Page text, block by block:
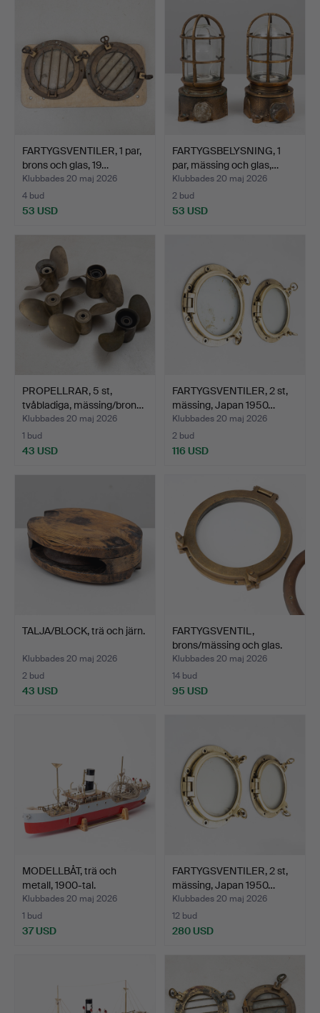
FARTYGSVENTILER, 1 par,
brons och glas, 19…
Klubbades 20 maj 2026
4 bud
53 USD
FARTYGSBELYSNING, 1
par, mässing och glas,…
Klubbades 20 maj 2026
2 bud
53 USD
PROPELLRAR, 5 st,
tvåbladiga, mässing/bron…
Klubbades 20 maj 2026
1 bud
43 USD
FARTYGSVENTILER, 2 st,
mässing, Japan 1950…
Klubbades 20 maj 2026
2 bud
116 USD
TALJA/BLOCK, trä och järn.
Klubbades 20 maj 2026
2 bud
43 USD
FARTYGSVENTIL,
brons/mässing och glas.
Klubbades 20 maj 2026
14 bud
95 USD
MODELLBÅT, trä och
metall, 1900-tal.
Klubbades 20 maj 2026
1 bud
37 USD
FARTYGSVENTILER, 2 st,
mässing, Japan 1950…
Klubbades 20 maj 2026
12 bud
280 USD